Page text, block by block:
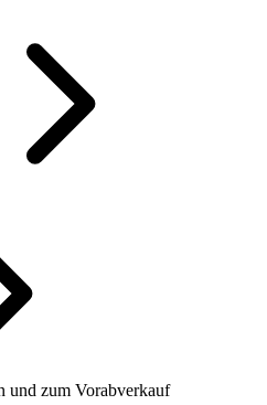
und zum Vorabverkauf